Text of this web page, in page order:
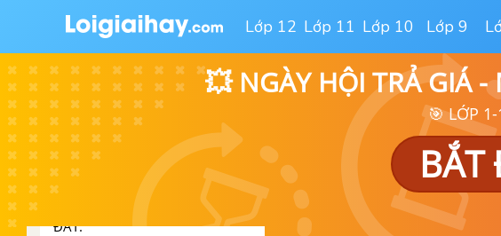
Lớp 12 Lớp 11 Lớp 10 Lớp 9
💥 NGÀY HỘI TRẢ GIÁ -
🎯 LỚP
BẮT
LƯỢC ĐỒ KHÍ HẬU VÀ BIẾN ĐỔI
- LƯỢNG MƯA
CHƯƠNG 5 NƯỚC TRÊN TRÁI
ĐẤT
GIẢI BÀI 17. CÁC THÀNH PHẦN
CHỦ YẾU CỦA THỦY QUYỂN.
TUẦN HOÀN NƯỚC TRÊN TRÁI
ĐẤT.